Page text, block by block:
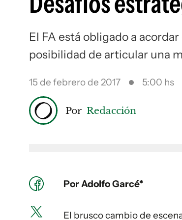
El FA está obligado a
posibilidad de articular una
15 de febrero de 2017 5:00 hs
Por Redacción
Por Adolfo Garcé*
El brusco cambio de